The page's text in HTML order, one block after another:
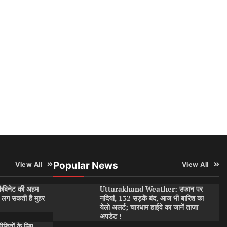
View All
की अहम
लग सकती है मुहर
Popular News View All
Uttarakhand Weather: उफान पर
नदियां, 132 सड़कें बंद, आज भी बारिश का
येलो अलर्ट; चारधाम हाईवे का जानें ताजा
अपडेट !